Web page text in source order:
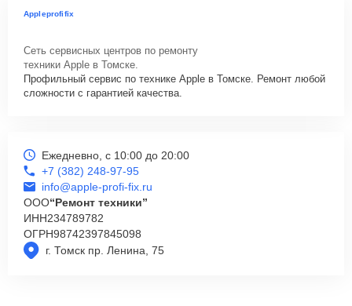
Appleprofifix
Сеть сервисных центров по ремонту
техники Apple в Томске.
Профильный сервис по технике Apple в Томске. Ремонт любой
сложности с гарантией качества.
г. Томск пр. Ленина, 75
Ежедневно, с 10:00 до 20:00
+7 (382) 248-97-95
info@apple-profi-fix.ru
ООО“Ремонт техники”
ИНН234789782
ОГРН98742397845098